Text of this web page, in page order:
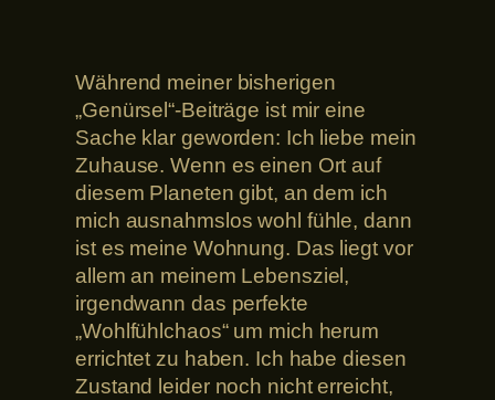
Während meiner bisherigen
„Genürsel“-Beiträge ist mir eine
Sache klar geworden: Ich liebe mein
Zuhause. Wenn es einen Ort auf
diesem Planeten gibt, an dem ich
mich ausnahmslos wohl fühle, dann
ist es meine Wohnung. Das liegt vor
allem an meinem Lebensziel,
irgendwann das perfekte
„Wohlfühlchaos“ um mich herum
errichtet zu haben. Ich habe diesen
Zustand leider noch nicht erreicht,